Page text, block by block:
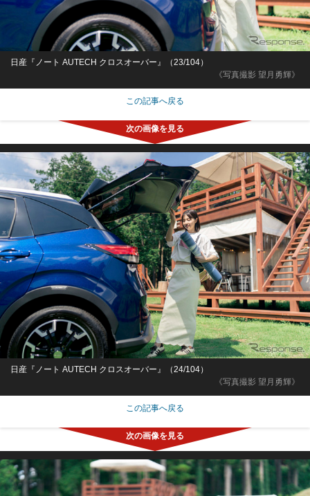
《写真撮影 望月勇輝》
日産『ノート AUTECH クロスオーバー』（23/104）
この記事へ戻る
《写真撮影 望月勇輝》
日産『ノート AUTECH クロスオーバー』（24/104）
この記事へ戻る